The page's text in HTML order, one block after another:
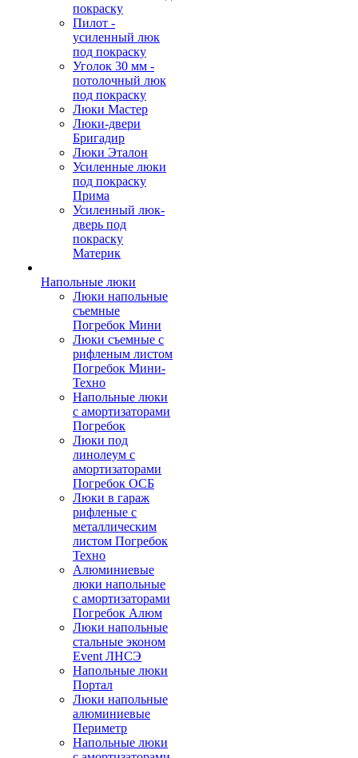
покраску
Пилот -
усиленный люк
под покраску
Уголок 30 мм -
потолочный люк
под покраску
Люки Мастер
Люки-двери
Бригадир
Люки Эталон
Усиленные люки
под покраску
Прима
Усиленный люк-
дверь под
покраску
Материк
Напольные люки
Люки напольные
съемные
Погребок Мини
Люки съемные с
рифленым листом
Погребок Мини-
Техно
Напольные люки
с амортизаторами
Погребок
Люки под
линолеум с
амортизаторами
Погребок ОСБ
Люки в гараж
рифленые с
металлическим
листом Погребок
Техно
Алюминиевые
люки напольные
с амортизаторами
Погребок Алюм
Люки напольные
стальные эконом
Event ЛНСЭ
Напольные люки
Портал
Люки напольные
алюминиевые
Периметр
Напольные люки